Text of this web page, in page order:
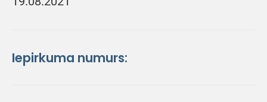
Iepirkuma numurs: